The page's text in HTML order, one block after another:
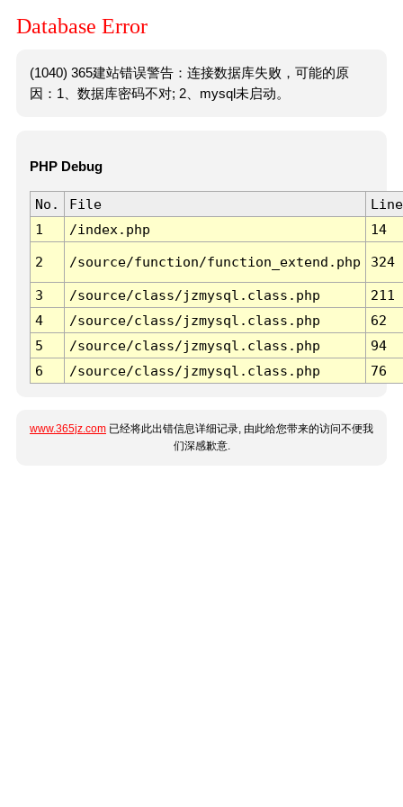
Database Error
(1040) 365建站错误警告：连接数据库失败，可能的原
因：1、数据库密码不对; 2、mysql未启动。
PHP Debug
No. File
Line
1
/index.php 14
2 /source/function/function_extend.php 324
3 /source/class/jzmysql.class.php
211
4
/source/class/jzmysql.class.php
62
5
/source/class/jzmysql.class.php
94
6
/source/class/jzmysql.class.php 76
www.365jz.com 已经将此出错信息详细记录, 由此给您带来的访问不便我
们深感歉意.